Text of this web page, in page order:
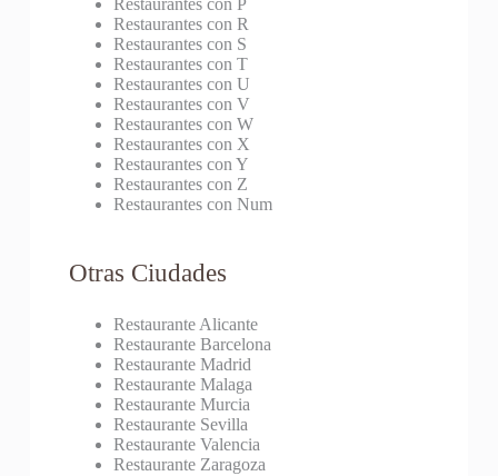
Restaurantes con P
Restaurantes con R
Restaurantes con S
Restaurantes con T
Restaurantes con U
Restaurantes con V
Restaurantes con W
Restaurantes con X
Restaurantes con Y
Restaurantes con Z
Restaurantes con Num
Otras Ciudades
Restaurante Alicante
Restaurante Barcelona
Restaurante Madrid
Restaurante Malaga
Restaurante Murcia
Restaurante Sevilla
Restaurante Valencia
Restaurante Zaragoza